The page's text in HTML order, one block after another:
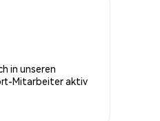
in unseren
Mitarbeiter aktiv